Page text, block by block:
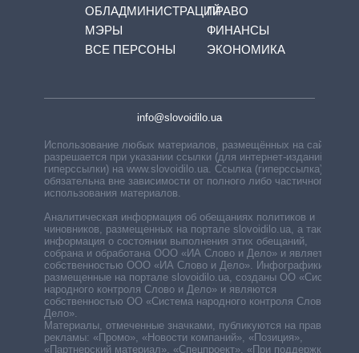
ОБЛАДМИНИСТРАЦИЙ
МЭРЫ
ВСЕ ПЕРСОНЫ
ПРАВО
ФИНАНСЫ
ЭКОНОМИКА
info@slovoidilo.ua
Использование любых материалов, размещённых на сайте,
разрешается при указании ссылки (для интернет-изданий —
гиперссылки) на www.slovoidilo.ua. Ссылка (гиперссылка)
обязательна вне зависимости от полного либо частичного
использования материалов.
Аналитическая информация об обещаниях политиков и
чиновников, размещенных на портале slovoidilo.ua, а также
информация о состоянии выполнения этих обещаний,
собрана и обработана ООО «ИА Слово и Дело» и является
собственностью ООО «ИА Слово и Дело». Инфографики,
размещенные на портале slovoidilo.ua, созданы ОО «Система
народного контроля Слово и Дело» и являются
собственностью ОО «Система народного контроля Слово и
Дело».
Материалы, отмеченные значками, публикуются на правах
рекламы: «Промо», «Новости компаний», «Позиция»,
«Партнерский материал», «Спецпроект», «При поддержке».